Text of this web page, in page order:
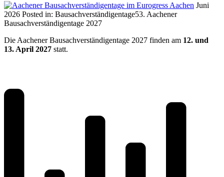
Juni
2026 Posted in: Bausachverständigentage53. Aachener
Bausachverständigentage 2027
Die Aachener Bausachverständigentage 2027 finden am 12. und
13. April 2027 statt.